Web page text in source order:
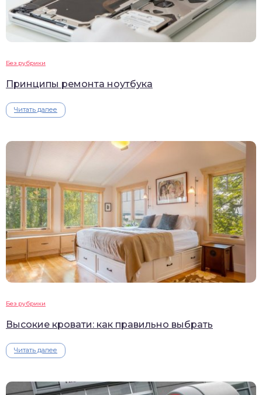
Без рубрики
Принципы ремонта ноутбука
Читать далее
Без рубрики
Высокие кровати: как правильно выбрать
Читать далее